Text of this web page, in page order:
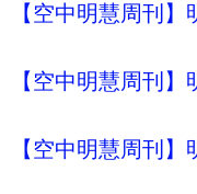
【空中明慧周刊
【空中明慧周刊
【空中明慧周刊